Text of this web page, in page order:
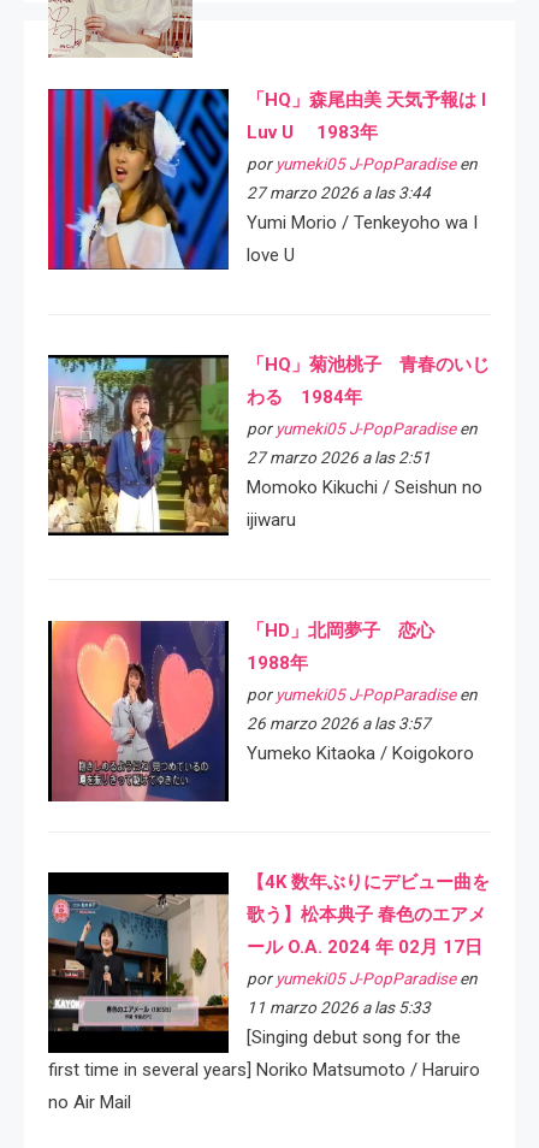
「HQ」森尾由美 天気予報は I
Luv U 1983年
por yumeki05 J-PopParadiseen
27 marzo 2026 a las 3:44
Yumi Morio / Tenkeyoho wa I
love U
「HQ」菊池桃子 青春のいじ
わる 1984年
por yumeki05 J-PopParadiseen
27 marzo 2026 a las 2:51
Momoko Kikuchi / Seishun no
ijiwaru
「HD」北岡夢子 恋心
1988年
por yumeki05 J-PopParadiseen
26 marzo 2026 a las 3:57
Yumeko Kitaoka / Koigokoro
【4K 数年ぶりにデビュー曲を
歌う】松本典子 春色のエアメ
ール O.A. 2024 年 02月 17日
por yumeki05 J-PopParadiseen
11 marzo 2026 a las 5:33
[Singing debut song for the
first time in several years] Noriko Matsumoto / Haruiro
no Air Mail